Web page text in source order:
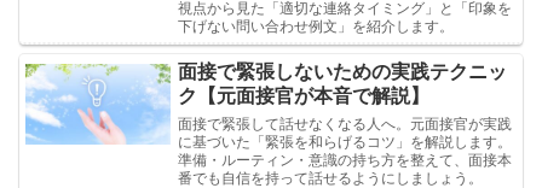
視点から見た「適切な連絡タイミング」と「印象を
下げない問い合わせ例文」を紹介します。
面接で緊張しないための実践テクニッ
ク【元面接官が本音で解説】
面接で緊張して話せなくなる人へ。元面接官が実践
に基づいた「緊張を和らげるコツ」を解説します。
準備・ルーティン・意識の持ち方を整えて、面接本
番でも自信を持って話せるようにしましょう。